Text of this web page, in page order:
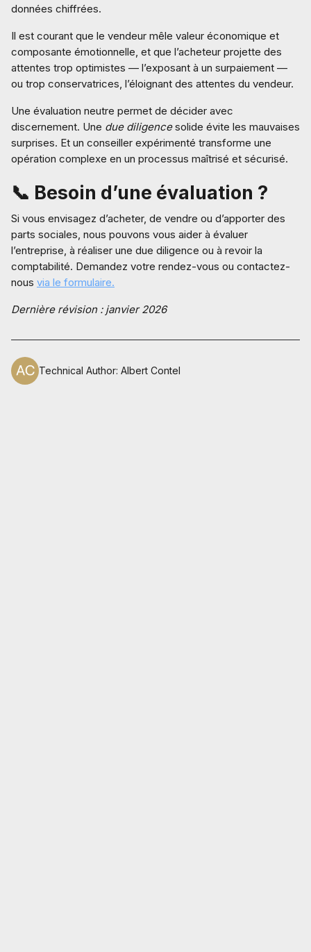
données chiffrées.
Il est courant que le vendeur mêle valeur économique et
composante émotionnelle, et que l’acheteur projette des
attentes trop optimistes — l’exposant à un surpaiement —
ou trop conservatrices, l’éloignant des attentes du vendeur.
Une évaluation neutre permet de décider avec
discernement. Une due diligencesolide évite les mauvaises
surprises. Et un conseiller expérimenté transforme une
opération complexe en un processus maîtrisé et sécurisé.
📞 Besoin d’une évaluation ?
Si vous envisagez d’acheter, de vendre ou d’apporter des
parts sociales, nous pouvons vous aider à évaluer
l’entreprise, à réaliser une due diligence ou à revoir la
comptabilité. Demandez votre rendez-vous ou contactez-
nous via le formulaire.
Dernière révision : janvier 2026
Technical Author: Albert Contel